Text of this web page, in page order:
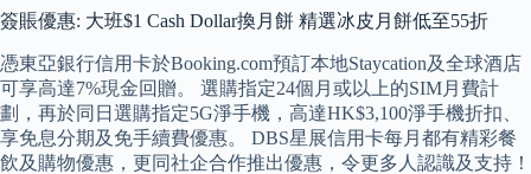
簽賬優惠: 大班$1 Cash Dollar換月餅 精選冰皮月餅低至55折
憑東亞銀行信用卡於Booking.com預訂本地Staycation及全球酒店
可享高達7%現金回贈。 選購指定24個月或以上的SIM月費計
劃，再於同日選購指定5G淨手機，高達HK$3,100淨手機折扣、
享免息分期及免手續費優惠。 DBS星展信用卡每月都有精彩餐
飲及購物優惠，更同社企合作推出優惠，令更多人認識及支持！